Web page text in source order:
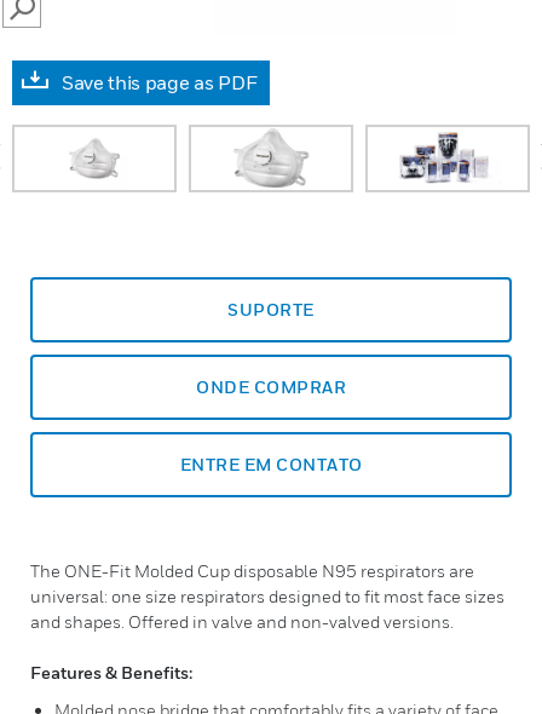
SEARCH
Save this page as PDF
SUPORTE
ONDE COMPRAR
ENTRE EM CONTATO
The ONE-Fit Molded Cup disposable N95 respirators are
universal: one size respirators designed to fit most face sizes
and shapes. Offered in valve and non-valved versions.
Features & Benefits:
Molded nose bridge that comfortably fits a variety of face